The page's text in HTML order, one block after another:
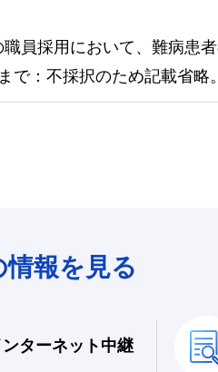
員採用において、難病患者
で：不採択のため記載省略。
報を見る
ンターネット中継